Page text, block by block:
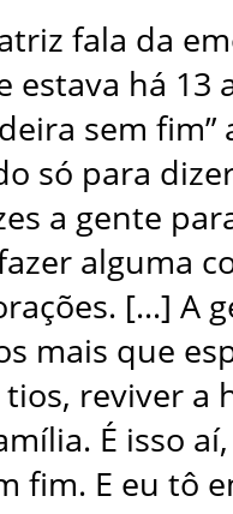
fala da
estava há 13
sem
só para
a gente
alguma
[…] A
mais que
reviver a
É isso
fim. E eu tô